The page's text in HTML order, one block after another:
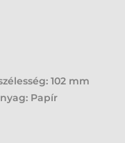
102 mm
Papír